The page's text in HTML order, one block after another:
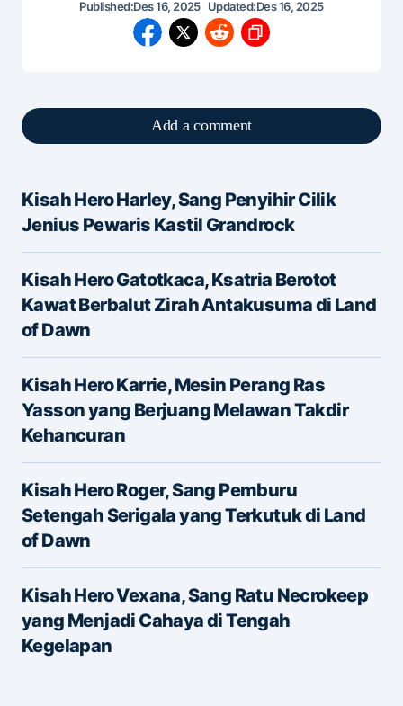
Published:Des 16, 2025 Updated:Des 16, 2025
Add a comment
Alamat email Anda tidak akan dipublikasikan.
Ruas yang wajib ditandai*
Message*
E-mail
Save my name and e-mail in this browser for the
next time I comment.
Kisah Hero Harley, Sang Penyihir Cilik
Jenius Pewaris Kastil Grandrock
Kisah Hero Gatotkaca, Ksatria Berotot
Kawat Berbalut Zirah Antakusuma di Land
of Dawn
Kisah Hero Karrie, Mesin Perang Ras
Yasson yang Berjuang Melawan Takdir
Kehancuran
Kisah Hero Roger, Sang Pemburu
Setengah Serigala yang Terkutuk di Land
of Dawn
Kisah Hero Vexana, Sang Ratu Necrokeep
yang Menjadi Cahaya di Tengah
Kegelapan